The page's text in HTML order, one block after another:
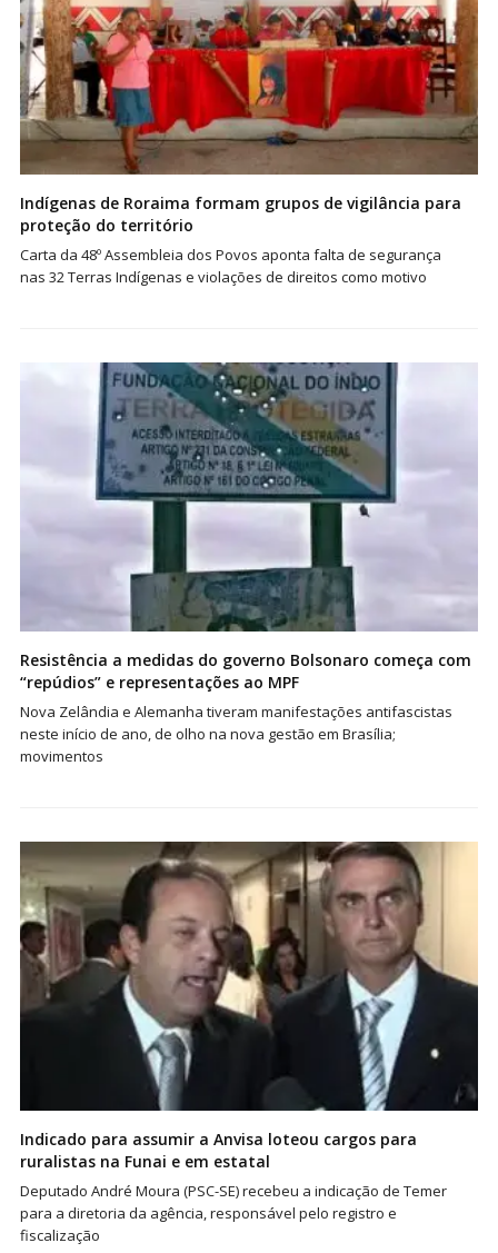
Indígenas de Roraima formam grupos de vigilância para
proteção do território
Carta da 48º Assembleia dos Povos aponta falta de segurança
nas 32 Terras Indígenas e violações de direitos como motivo
Resistência a medidas do governo Bolsonaro começa com
“repúdios” e representações ao MPF
Nova Zelândia e Alemanha tiveram manifestações antifascistas
neste início de ano, de olho na nova gestão em Brasília;
movimentos
Indicado para assumir a Anvisa loteou cargos para
ruralistas na Funai e em estatal
Deputado André Moura (PSC-SE) recebeu a indicação de Temer
para a diretoria da agência, responsável pelo registro e
fiscalização